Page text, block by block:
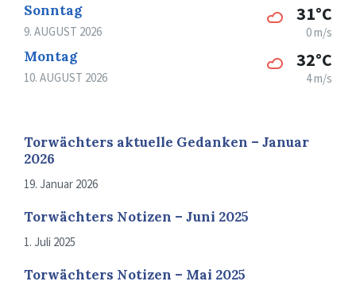
Sonntag
9. AUGUST 2026
31°C
0 m/s
Montag
10. AUGUST 2026
32°C
4 m/s
Torwächters aktuelle Gedanken – Januar
2026
19. Januar 2026
Torwächters Notizen – Juni 2025
1. Juli 2025
Torwächters Notizen – Mai 2025